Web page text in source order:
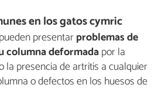
en los gatos cymric
presentarproblemas de
columna deformadapor la
la presencia de artritis a cualquier
o defectos en los huesos de